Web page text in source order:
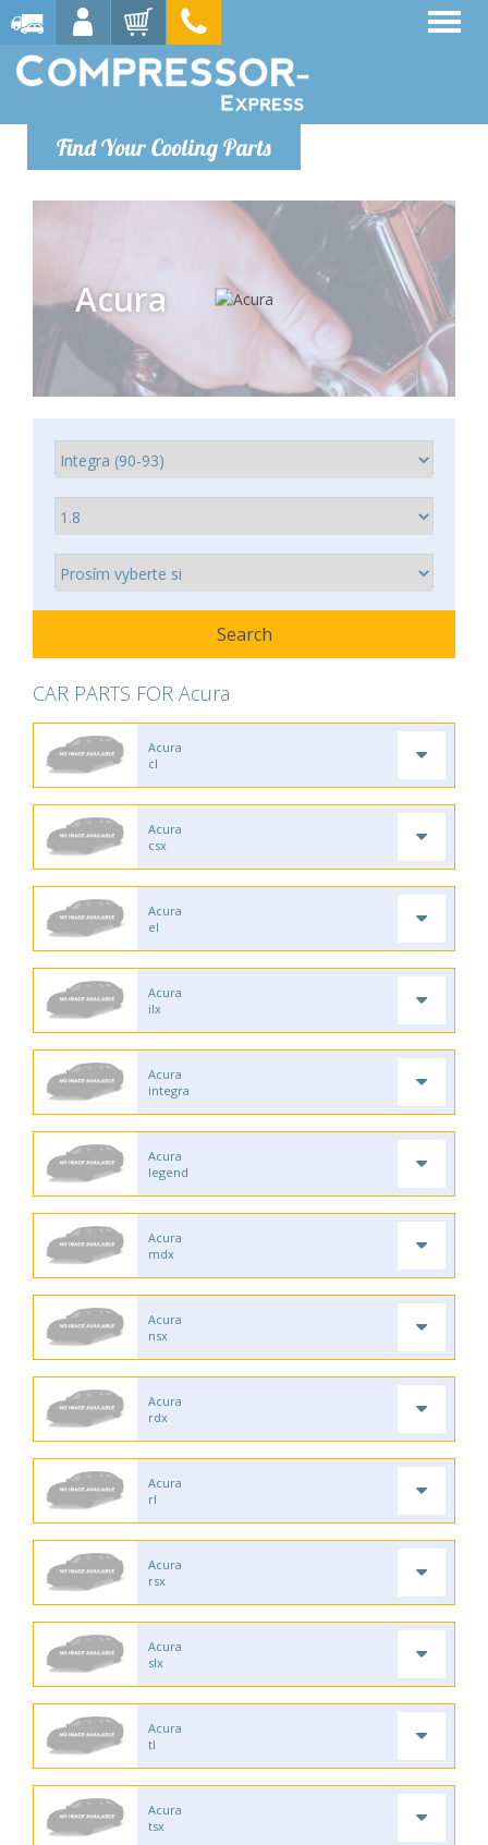
Find Your Cooling Parts
Acura
CAR PARTS FOR Acura
Acura
cl
Acura
csx
Acura
el
Acura
ilx
Acura
integra
Acura
legend
Acura
mdx
Acura
nsx
Acura
rdx
Acura
rl
Acura
rsx
Acura
slx
Acura
tl
Acura
tsx